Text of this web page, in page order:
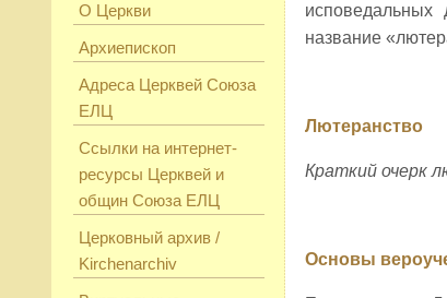
О Церкви
Архиепископ
Адреса Церквей Союза
ЕЛЦ
Ссылки на интернет-
ресурсы Церквей и
общин Союза ЕЛЦ
Церковный архив /
Kirchenarchiv
исповедальных
название
Лютеранство
Краткий очерк
Основы